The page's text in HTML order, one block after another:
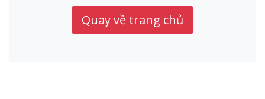
Quay về trang chủ